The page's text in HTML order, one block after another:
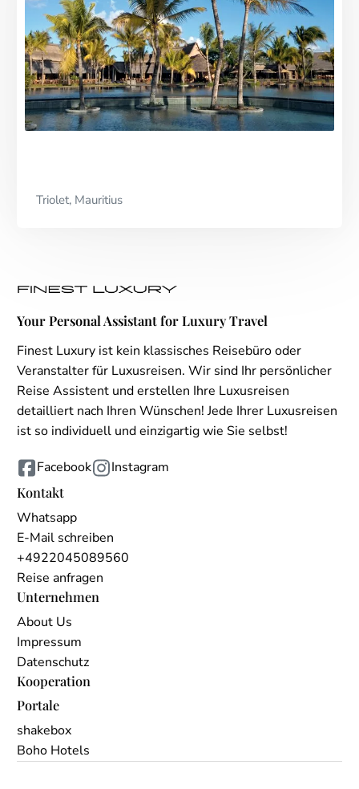
Triolet, Mauritius
Your Personal Assistant for Luxury Travel
Finest Luxury ist kein klassisches Reisebüro oder
Veranstalter für Luxusreisen. Wir sind Ihr persönlicher
Reise Assistent und erstellen Ihre Luxusreisen
detailliert nach Ihren Wünschen! Jede Ihrer Luxusreisen
ist so individuell und einzigartig wie Sie selbst!
Facebook
Instagram
Kontakt
Whatsapp
E-Mail schreiben
+4922045089560
Reise anfragen
Unternehmen
About Us
Impressum
Datenschutz
Kooperation
Portale
shakebox
Boho Hotels